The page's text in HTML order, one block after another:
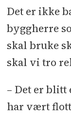
Tydal
Josko
Optimeral
Det er ikke
byggherre
skal bruke
skal vi tro
– Det er blitt
har vært flott